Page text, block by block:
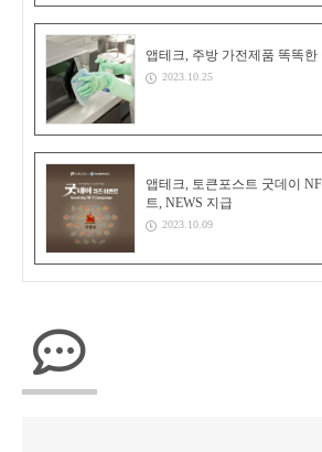
앱테크, 주방 가전제품 똑똑한
2023.10.25
앱테크, 토큰포스트 굿데이
트, NEWS 지급
2023.10.09